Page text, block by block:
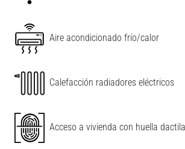
Aire acondicionado frío/calor
Calefacción radiadores eléctricos
Acceso a vivienda con huella